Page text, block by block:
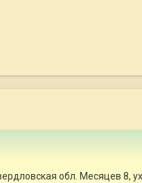
обл. Месяцев 8,